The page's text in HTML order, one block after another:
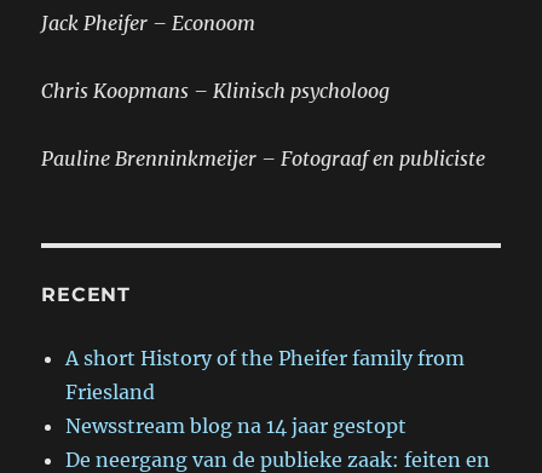
Jack Pheifer – Econoom
Chris Koopmans – Klinisch psycholoog
Pauline Brenninkmeijer – Fotograaf en publiciste
RECENT
A short History of the Pheifer family from
Friesland
Newsstream blog na 14 jaar gestopt
De neergang van de publieke zaak: feiten en